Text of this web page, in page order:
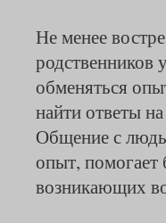
Не менее
обменяться
найти ответы
Общение с
опыт, помогает
возникающих